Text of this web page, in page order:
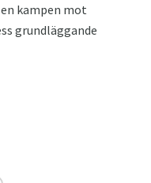
kampen mot
grundläggande